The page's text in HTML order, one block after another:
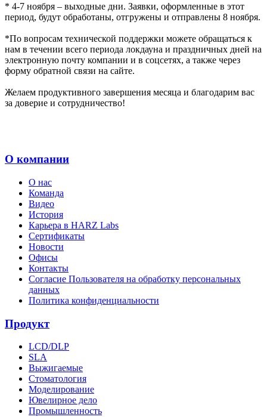
* 4-7 ноября – выходные дни. Заявки, оформленные в этот
период, будут обработаны, отгружены и отправлены 8 ноября.
*По вопросам технической поддержки можете обращаться к
нам в течении всего периода локдауна и праздничных дней на
электронную почту компании и в соцсетях, а также через
форму обратной связи на сайте.
Желаем продуктивного завершения месяца и благодарим вас
за доверие и сотрудничество!
О компании
О нас
Команда
Видео
История
Карьера в HARZ Labs
Сертификаты
Новости
Офисы
Контакты
Согласие Пользователя на обработку персональных
данных
Политика конфиденциальности
Продукт
LCD/DLP
SLA
Выжигаемые
Стоматология
Моделирование
Ювелирное дело
Промышленность